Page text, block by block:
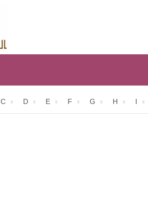
C D E F G H